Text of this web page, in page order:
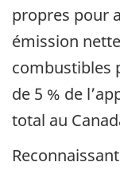
propres pour
émission
combustibles
de 5 % de
total au